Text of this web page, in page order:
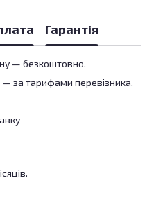
Гарантія
— безкоштовно.
за тарифами перевізника.